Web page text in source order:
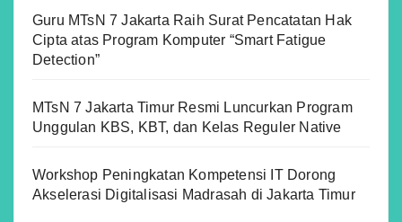
Guru MTsN 7 Jakarta Raih Surat Pencatatan Hak
Cipta atas Program Komputer “Smart Fatigue
Detection”
MTsN 7 Jakarta Timur Resmi Luncurkan Program
Unggulan KBS, KBT, dan Kelas Reguler Native
Workshop Peningkatan Kompetensi IT Dorong
Akselerasi Digitalisasi Madrasah di Jakarta Timur